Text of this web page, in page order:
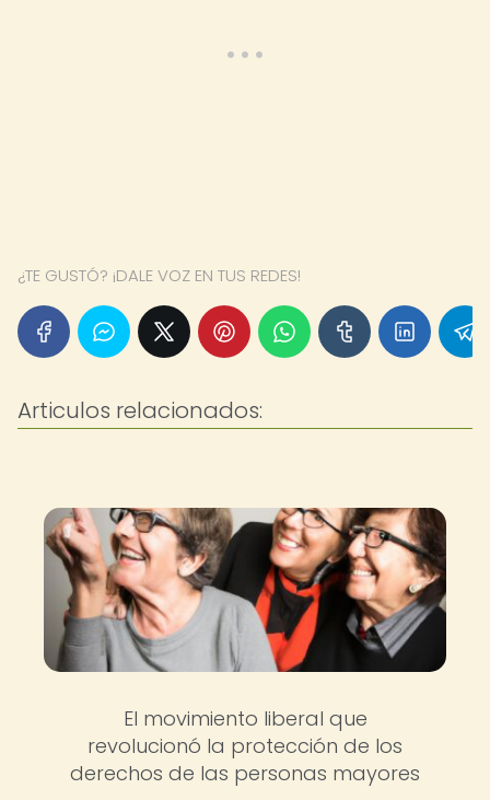
¿TE GUSTÓ? ¡DALE VOZ EN TUS REDES!
Articulos relacionados:
El movimiento liberal que
revolucionó la protección de los
derechos de las personas mayores